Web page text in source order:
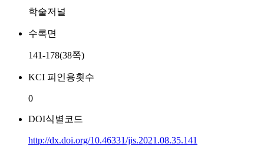
학술저널
수록면
141-178(38쪽)
KCI 피인용횟수
0
DOI식별코드
http://dx.doi.org/10.46331/jis.2021.08.35.141